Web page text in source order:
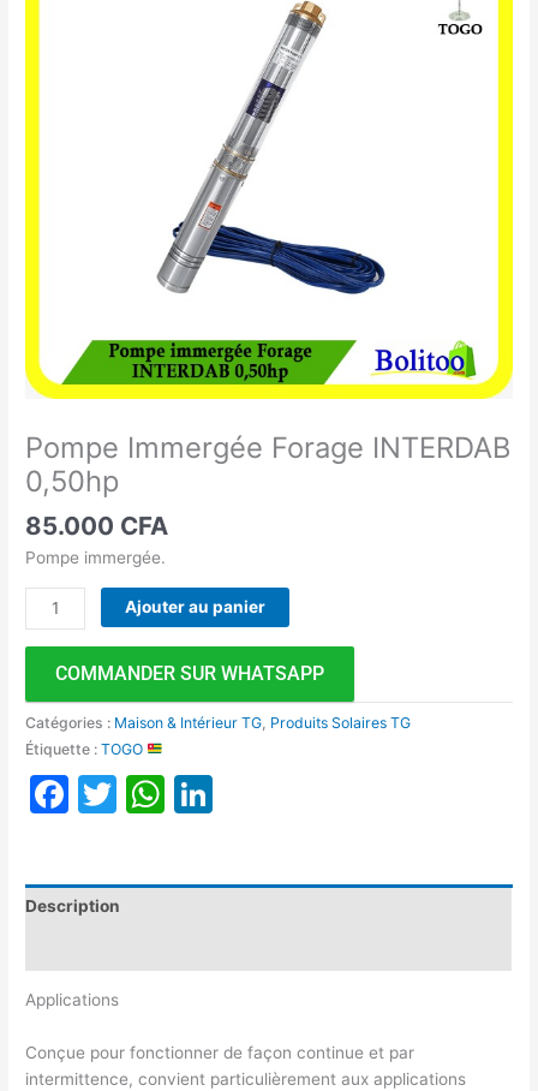
Pompe Immergée Forage INTERDAB
0,50hp
85.000 CFA
Pompe immergée.
Ajouter au panier
COMMANDER SUR WHATSAPP
Catégories : Maison & Intérieur TG Produits Solaires TG
Étiquette :TOGO
Facebook
TwitterWhatsApp
Description
Applications
Conçue pour fonctionner de façon continue et par
intermittence, convient particulièrement aux applications